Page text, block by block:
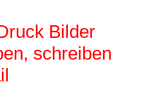
Bilder
schreiben